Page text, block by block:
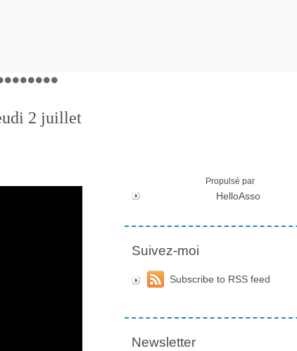
2 juillet
Propulsé par
HelloAsso
Suivez-moi
Subscribe to RSS feed
Newsletter